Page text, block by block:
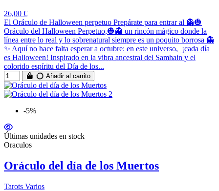
26,00 €
El Oráculo de Halloween perpetuo Prepárate para entrar al 👻🎃
Oráculo del Halloween Perpetuo,🎃👻 un rincón mágico donde la
línea entre lo real y lo sobrenatural siempre es un poquito borrosa 👻
✨ Aquí no hace falta esperar a octubre: en este universo, ¡cada día
es Halloween! Inspirado en la vibra ancestral del Samhain y el
colorido espíritu del Día de los...
Añadir al carrito
-5%
Últimas unidades en stock
Oraculos
Oráculo del día de los Muertos
Tarots Varios